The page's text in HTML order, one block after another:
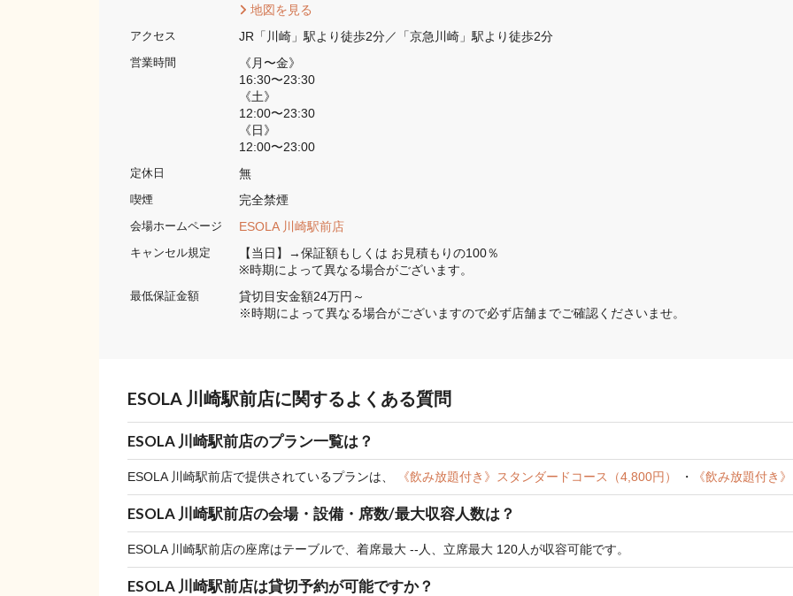
地図を見る
アクセス JR「川崎」駅より徒歩2分／「京急川崎」駅より徒歩2分
営業時間
《月〜金》
16:30〜23:30
《土》
12:00〜23:30
《日》
12:00〜23:00
定休日 無
喫煙 完全禁煙
会場ホームページ ESOLA 川崎駅前店
キャンセル規定
【当日】→保証額もしくは お見積もりの100％
※時期によって異なる場合がございます。
最低保証金額
貸切目安金額24万円～
※時期によって異なる場合がございますので必ず店舗までご確認くださいませ。
ESOLA 川崎駅前店に関するよくある質問
ESOLA 川崎駅前店のプラン一覧は？
ESOLA 川崎駅前店で提供されているプランは、 《飲み放題付き》スタンダードコース（4,800円） ・ 《飲み放題付き
ESOLA 川崎駅前店の会場・設備・席数/最大収容人数は？
ESOLA 川崎駅前店の座席はテーブルで、着席最大 --人、立席最大 120人が収容可能です。
ESOLA 川崎駅前店は貸切予約が可能ですか？